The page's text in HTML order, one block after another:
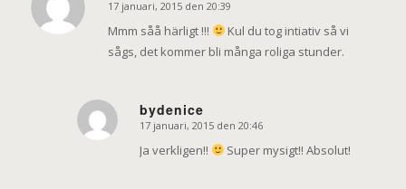
says:
17 januari, 2015 den 20:39
Mmm såå härligt !!!
Kul du tog intiativ så vi
sågs, det kommer bli många roliga stunder.
bydenice
says:
17 januari, 2015 den 20:46
Ja verkligen!! Super mysigt!! Absolut!